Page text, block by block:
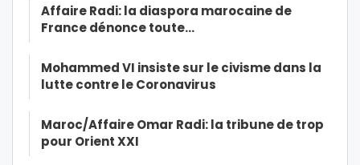
Affaire Radi: la diaspora marocaine de
France dénonce toute…
Mohammed VI insiste sur le civisme dans la
lutte contre le Coronavirus
Maroc/Affaire Omar Radi: la tribune de trop
pour Orient XXI